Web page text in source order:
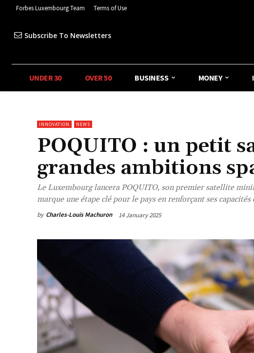
Forbes Luxembourg Team Terms of Use
Subscribe To Newsletters
UNDER 30 OVER 50 BUSINESS MONEY
INNOVATION NEWS
POQUITO : un petit
grandes ambitions
Le Luxembourg lancera POQUITO, son premier satellite
marque une étape clé pour le pays en renforçant ses
by Charles-Louis Machuron 14 January 2025